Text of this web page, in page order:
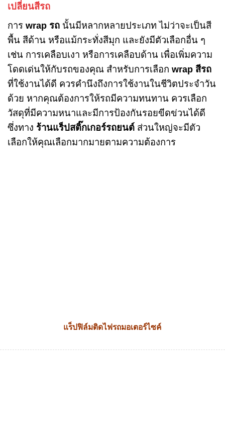
เปลี่ยนสีรถ
การ wrap รถ นั้นมีหลากหลายประเภท ไม่ว่าจะเป็นสี
พื้น สีด้าน หรือแม้กระทั่งสีมุก และยังมีตัวเลือกอื่น ๆ
เช่น การเคลือบเงา หรือการเคลือบด้าน เพื่อเพิ่มความ
โดดเด่นให้กับรถของคุณ สำหรับการเลือก wrap สีรถ
ที่ใช้งานได้ดี ควรคำนึงถึงการใช้งานในชีวิตประจำวัน
ด้วย หากคุณต้องการให้รถมีความทนทาน ควรเลือก
วัสดุที่มีความหนาและมีการป้องกันรอยขีดข่วนได้ดี
ซึ่งทาง ร้านแร็ปสติ๊กเกอร์รถยนต์ ส่วนใหญ่จะมีตัว
เลือกให้คุณเลือกมากมายตามความต้องการ
แร็ปฟิล์มติดไฟรถมอเตอร์ไซค์